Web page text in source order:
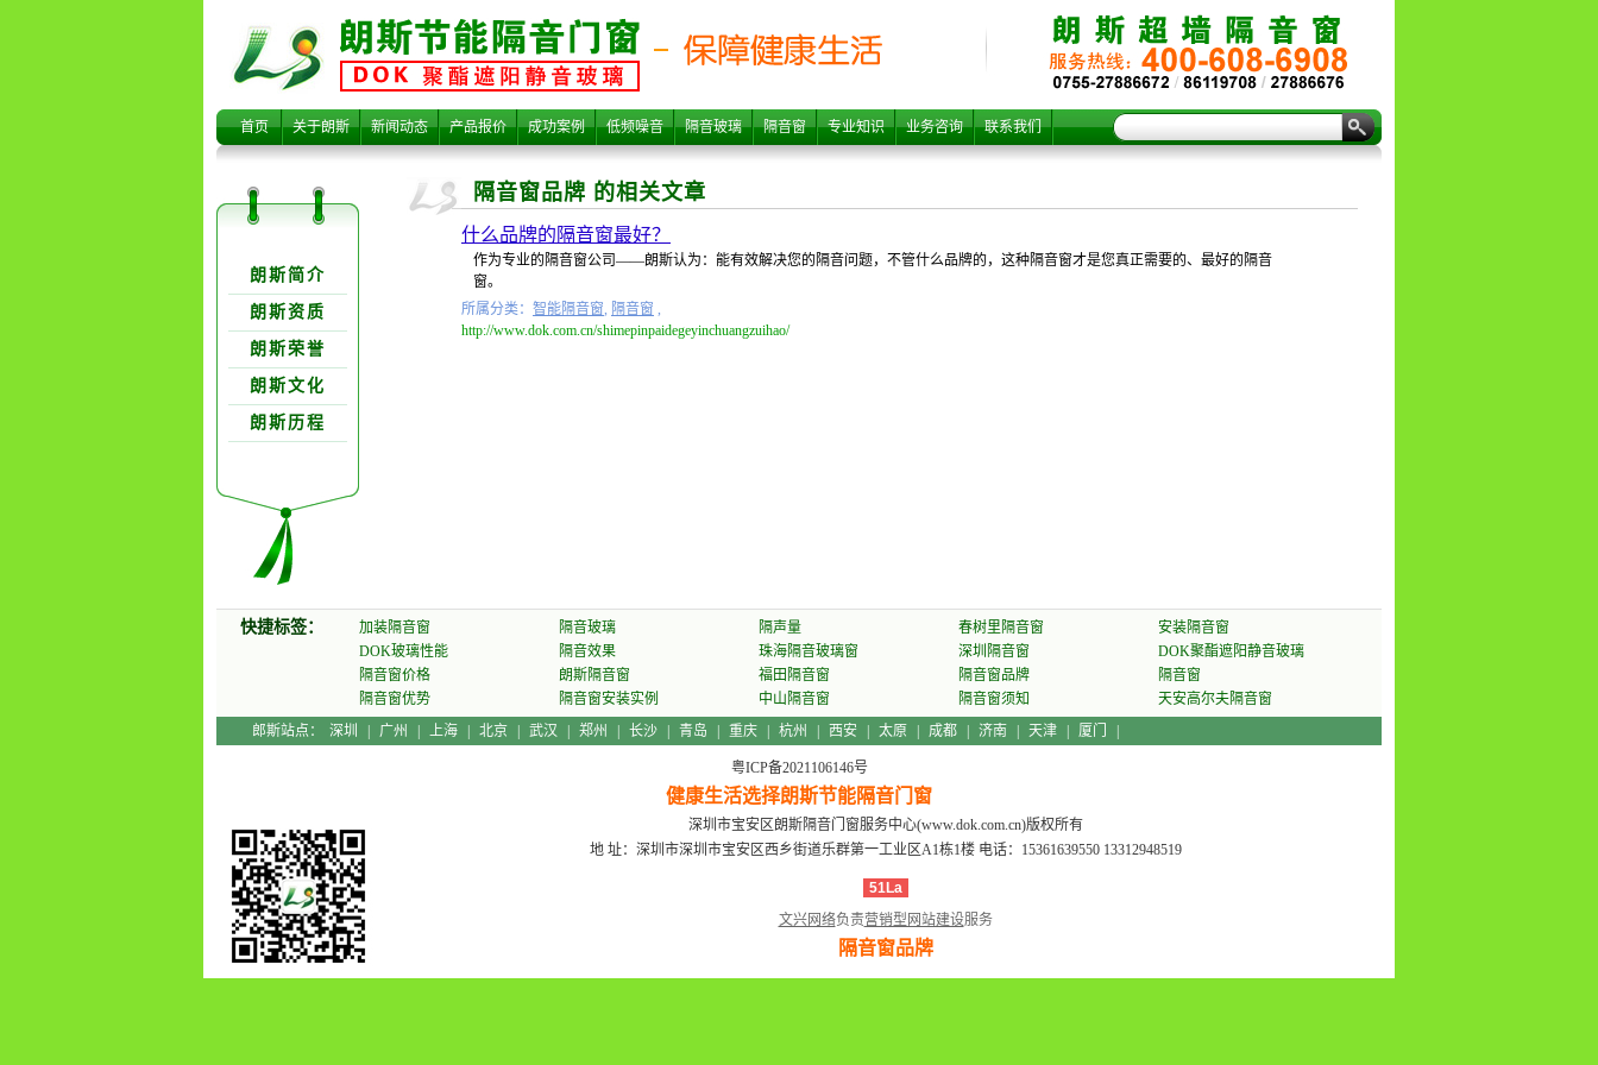
隔音窗品牌
首页 关于朗斯 新闻动态 产品报价 成功案例 低频噪音 隔音玻璃 隔音窗 专业知识 业务咨询 联系我们
隔音窗品牌 的相关文章
什么品牌的隔音窗最好？
作为专业的隔音窗公司——朗斯认为：能有效解决您的隔音问题，不管什么品牌的，这种隔音窗才是您真正需要的、最好的隔音
窗。
所属分类： 智能隔音窗, 隔音窗 ,
http://www.dok.com.cn/shimepinpaidegeyinchuangzuihao/
朗斯简介
朗斯资质
朗斯荣誉
朗斯文化
朗斯历程
快捷标签： 加装隔音窗 隔音玻璃 隔声量 春树里隔音窗
安装隔音窗
DOK玻璃性能
隔音效果 珠海隔音玻璃窗 深圳隔音窗
DOK聚酯遮阳静音玻璃
隔音窗价格
朗斯隔音窗 福田隔音窗 隔音窗品牌
隔音窗
隔音窗优势
隔音窗安装实例 中山隔音窗 隔音窗须知
天安高尔夫隔音窗
郎斯站点：
深圳 广州 上海 北京 武汉 郑州 长沙 青岛 重庆 杭州 西安 太原 成都 济南 天津 厦门
粤ICP备2021106146号
健康生活选择朗斯节能隔音门窗
深圳市宝安区朗斯隔音门窗服务中心(www.dok.com.cn)版权所有
地 址：深圳市深圳市宝安区西乡街道乐群第一工业区A1栋1楼 电话：15361639550 13312948519
51La
文兴网络负责营销型网站建设服务
隔音窗品牌